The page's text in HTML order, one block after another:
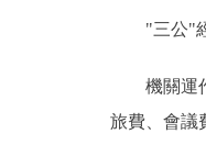
"三公"經
機關運作
旅費、會議